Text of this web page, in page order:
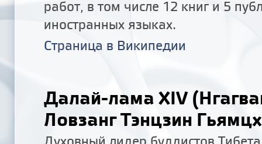
работ, в том числе 12 книг и 5
иностранных языках.
Страница в Википедии
Далай-лама XIV
Ловзанг Тэнцзин